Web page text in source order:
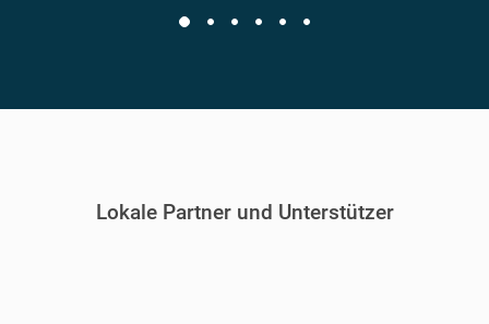
Lokale Partner und Unterstützer